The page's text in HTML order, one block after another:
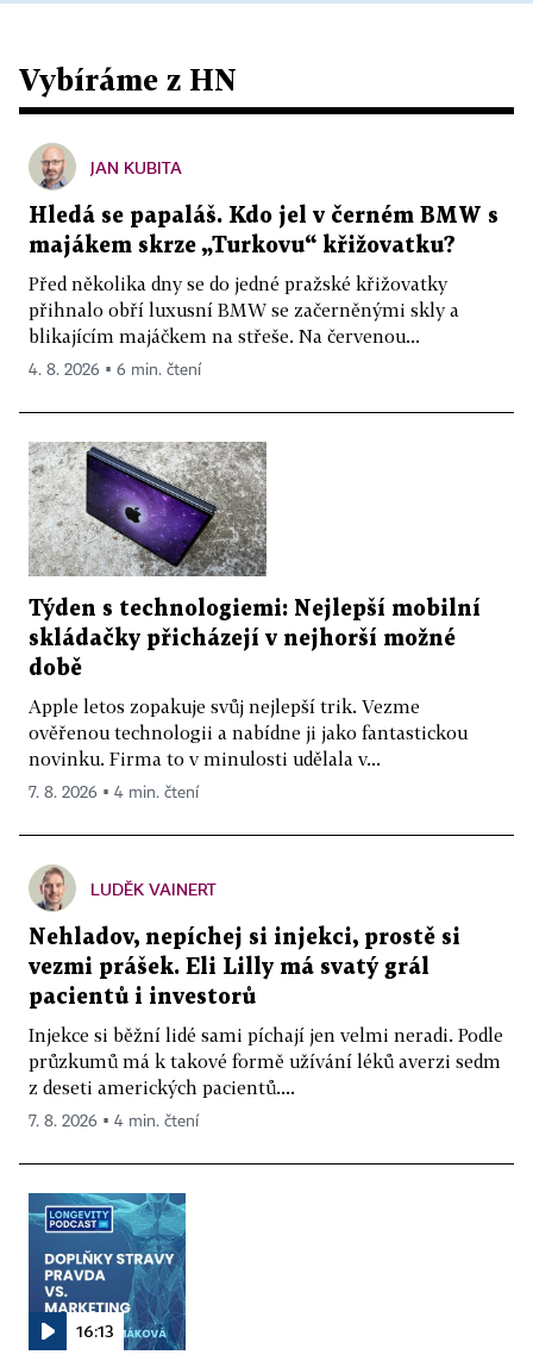
Vybíráme z HN
JAN KUBITA
Hledá se papaláš. Kdo jel v černém BMW s
majákem skrze „Turkovu“ křižovatku?
Před několika dny se do jedné pražské křižovatky
přihnalo obří luxusní BMW se začerněnými skly a
blikajícím majáčkem na střeše. Na červenou...
4. 8. 2026 ▪ 6 min. čtení
Týden s technologiemi: Nejlepší mobilní
skládačky přicházejí v nejhorší možné
době
Apple letos zopakuje svůj nejlepší trik. Vezme
ověřenou technologii a nabídne ji jako fantastickou
novinku. Firma to v minulosti udělala v...
7. 8. 2026 ▪ 4 min. čtení
LUDĚK VAINERT
Nehladov, nepíchej si injekci, prostě si
vezmi prášek. Eli Lilly má svatý grál
pacientů i investorů
Injekce si běžní lidé sami píchají jen velmi neradi. Podle
průzkumů má k takové formě užívání léků averzi sedm
z deseti amerických pacientů....
7. 8. 2026 ▪ 4 min. čtení
16:13